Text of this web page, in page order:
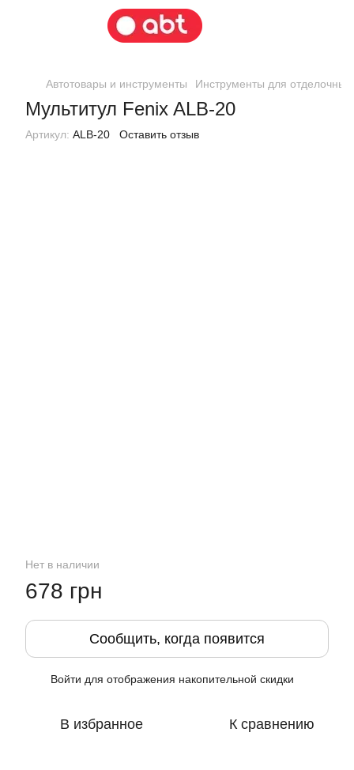
Автотовары и инструменты Инструменты для отделочных
Мультитул Fenix ALB-20
Артикул: ALB-20 Оставить отзыв
Нет в наличии
678 грн
Сообщить, когда появится
Войти для отображения накопительной скидки
В избранное К сравнению